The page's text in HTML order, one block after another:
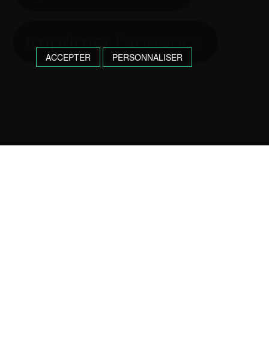
Imprimer l’annonce
ACCEPTER PERSONNALISER